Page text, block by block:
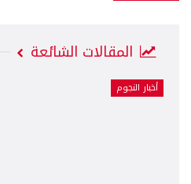
المقالات الشائعة
أخبار النجوم